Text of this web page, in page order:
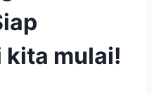
kita mulai!